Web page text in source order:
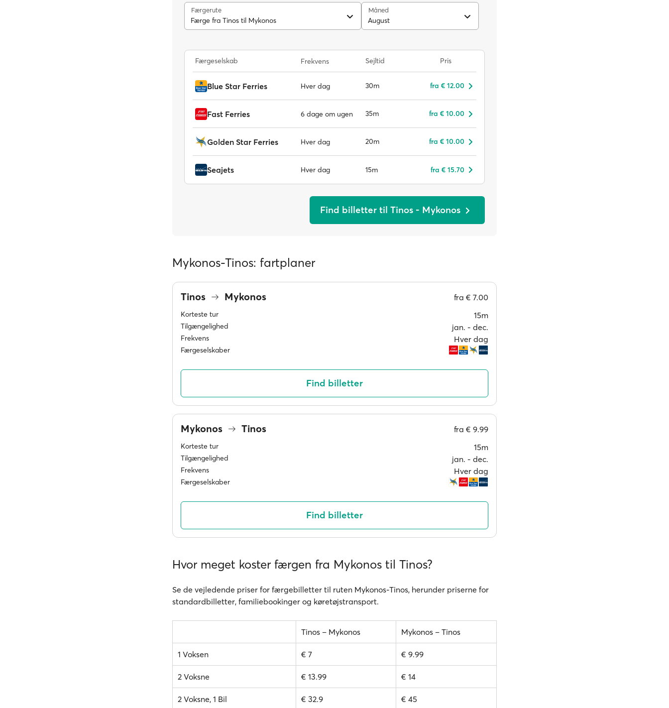
Færgerute
Færge fra Tinos til Mykonos
Måned
August
Færgeselskab Frekvens Sejltid Pris
Blue Star Ferries Hver dag 30m fra € 12.00
Fast Ferries 6 dage om ugen 35m fra € 10.00
Golden Star Ferries Hver dag 20m fra € 10.00
Seajets Hver dag 15m fra € 15.70
Find billetter til Tinos - Mykonos
Mykonos-Tinos: fartplaner
Tinos Mykonos fra € 7.00
Korteste tur 15m
Tilgængelighed jan. ‐ dec.
Frekvens Hver dag
Færgeselskaber
Find billetter
Mykonos Tinos fra € 9.99
Korteste tur 15m
Tilgængelighed jan. ‐ dec.
Frekvens Hver dag
Færgeselskaber
Find billetter
Hvor meget koster færgen fra Mykonos til Tinos?
Se de vejledende priser for færgebilletter til ruten Mykonos-Tinos, herunder priserne for
standardbilletter, familiebookinger og køretøjstransport.
Tinos – Mykonos Mykonos – Tinos
1 Voksen € 7 € 9.99
2 Voksne € 13.99 € 14
2 Voksne, 1 Bil € 32.9 € 45